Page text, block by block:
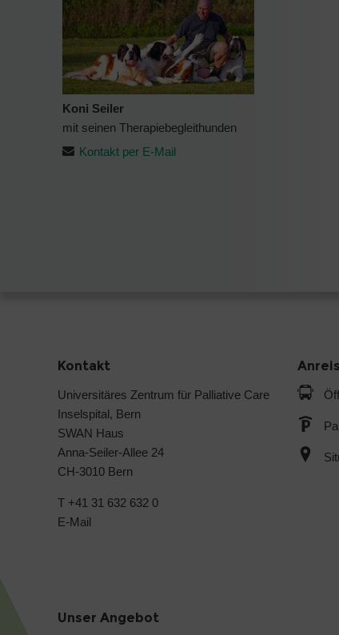
Koni Seiler
mit seinen Therapiebegleithunden
Kontakt per E-Mail
Kontakt
Universitäres Zentrum für Palliative Care
Inselspital, Bern
SWAN Haus
Anna-Seiler-Allee 24
CH-3010 Bern
T +41 31 632 632 0
E-Mail
Unser Angebot